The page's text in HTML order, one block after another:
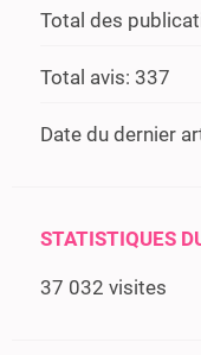
Total des
Total avis: 337
Date du dernier
STATISTIQUES
37 032 visites